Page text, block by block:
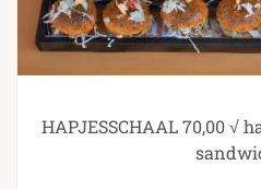
HAPJESSCHAAL 70,00 √